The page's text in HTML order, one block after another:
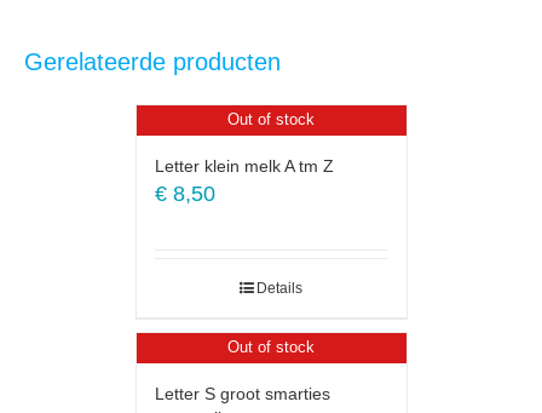
Gerelateerde producten
Out of stock
Letter klein melk A tm Z
€8,50
Details
Out of stock
Letter S groot smarties